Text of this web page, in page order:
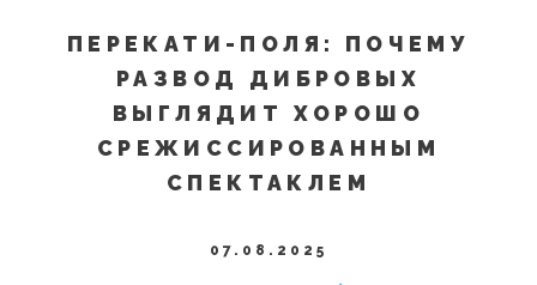
ПЕРЕКАТИ-ПОЛЯ: ПОЧЕМУ
РАЗВОД ДИБРОВЫХ
ВЫГЛЯДИТ ХОРОШО
СРЕЖИССИРОВАННЫМ
СПЕКТАКЛЕМ
07.08.2025